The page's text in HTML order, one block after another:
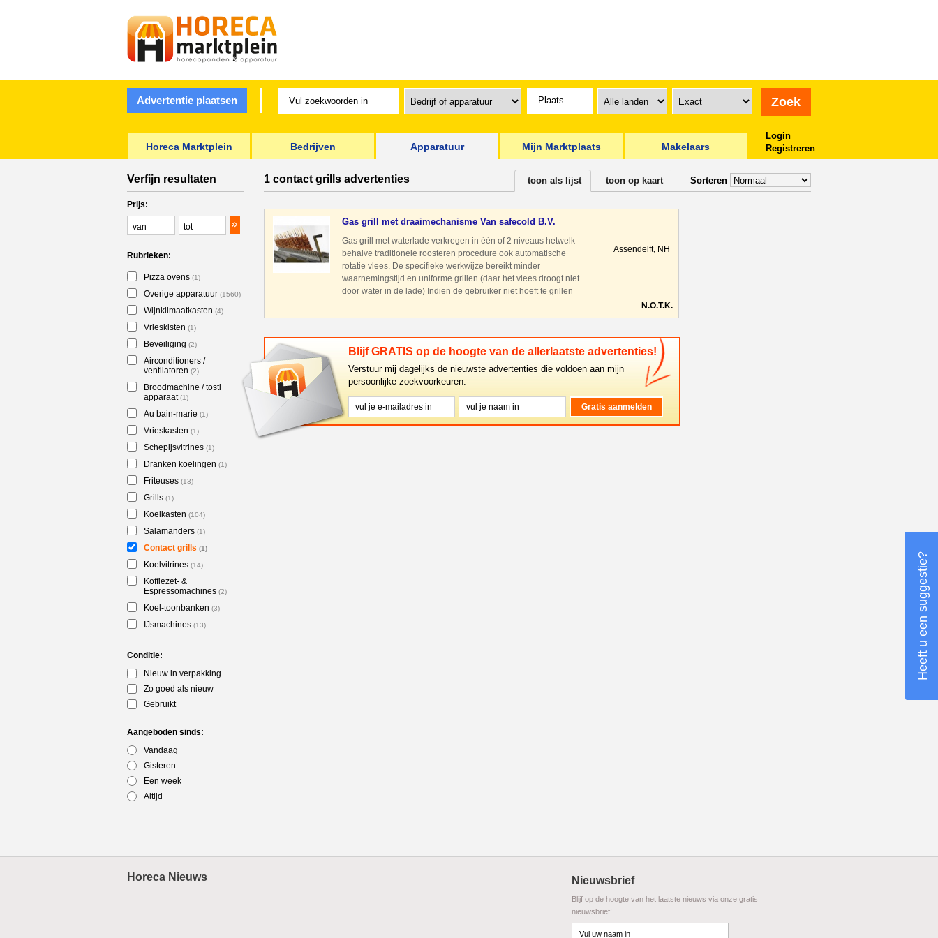
Advertentie plaatsen
Horeca Marktplein Bedrijven Apparatuur Mijn Marktplaats Makelaars
Login
Registreren
Verfijn resultaten
Prijs:
Rubrieken:
Pizza ovens (1)
Overige apparatuur (1560)
Wijnklimaatkasten (4)
Vrieskisten (1)
Beveiliging (2)
Airconditioners /
ventilatoren (2)
Broodmachine / tosti
apparaat(1)
Au bain-marie (1)
Vrieskasten (1)
Schepijsvitrines (1)
Dranken koelingen (1)
Friteuses (13)
Grills (1)
Koelkasten (104)
Salamanders (1)
Contact grills (1)
Koelvitrines (14)
Koffiezet- &
Espressomachines (2)
Koel-toonbanken (3)
IJsmachines (13)
Conditie:
Nieuw in verpakking
Zo goed als nieuw
Gebruikt
Aangeboden sinds:
Vandaag
Gisteren
Een week
Altijd
1 contact grills advertenties Sorteren
toon als lijst toon op kaart
Gas grill met draaimechanisme Van safecold B.V.
Gas grill met waterlade verkregen in één of 2 niveaus hetwelk
behalve traditionele roosteren procedure ook automatische
rotatie vlees. De specifieke werkwijze bereikt minder
waarnemingstijd en uniforme grillen (daar het vlees droogt niet
door water in de lade) Indien de gebruiker niet hoeft te grillen
Assendelft, NH
N.O.T.K.
Blijf GRATIS op de hoogte van de allerlaatste advertenties!
Verstuur mij dagelijks de nieuwste advertenties die voldoen aan mijn
persoonlijke zoekvoorkeuren:
Horeca Nieuws Nieuwsbrief
Blijf op de hoogte van het laatste nieuws via onze gratis
nieuwsbrief!
Heeft u een suggestie?